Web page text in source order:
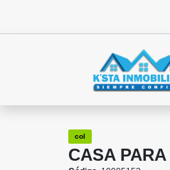
col
CASA